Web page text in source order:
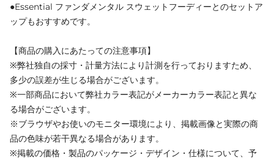
●Essential ファンダメンタル スウェットフーディーとのセットア
ップもおすすめです。
【商品の購入にあたっての注意事項】
※弊社独自の採寸・計量方法により計測を行っておりますため、
多少の誤差が生じる場合がございます。
※一部商品において弊社カラー表記がメーカーカラー表記と異な
る場合がございます。
※ブラウザやお使いのモニター環境により、掲載画像と実際の商
品の色味が若干異なる場合があります。
※掲載の価格・製品のパッケージ・デザイン・仕様について、予